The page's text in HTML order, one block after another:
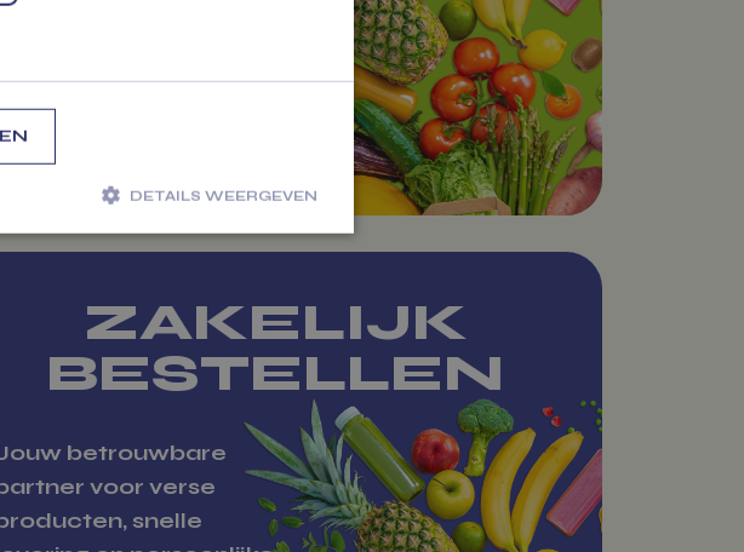
met meer dan
tot zuivel en
pakketten.
ZAKELIJK
BESTELLEN
betrouwbare
voor verse
snelle
DETAILS WEERGEVEN
zoals gebruikersaanmelding en
cookies.
Vervaldatum Omschrijving
WooCommerce te
bepalen wanneer
gegevens van de
winkelwagen
veranderen.